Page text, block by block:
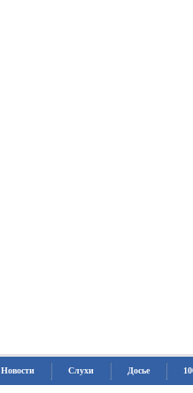
Новости Слухи Досье